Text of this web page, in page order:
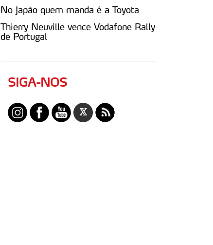
No Japão quem manda é a Toyota
Thierry Neuville vence Vodafone Rally
de Portugal
SIGA-NOS